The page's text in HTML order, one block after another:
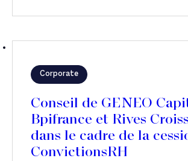
Corporate
Conseil de GENEO
Bpifrance et Rives
dans le cadre de la
ConvictionsRH